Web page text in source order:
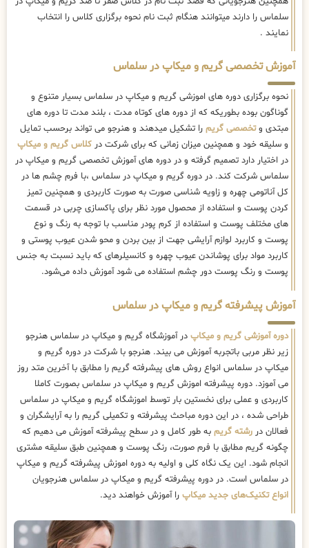
سلماس را دارند میتوانند هنگام ثبت نام نحوه برگزاری کلاس را انتخاب
نمایند .
آموزش تخصصی گریم و میکاپ در سلماس
نحوه برگزاری دوره های اموزشی گریم و میکاپ در سلماس بسیار متنوع و
گوناگون بوده بطوریکه که از دوره های کوتاه مدت ، بلند مدت تا دوره های
مبتدی وتخصصی گریم را تشکیل میدهند و هنرجو می تواند برحسب تمایل
و سلیقه خود و همچنین میزان زمانی که برای شرکت در کلاس گریم و میکاپ
در اختیار دارد تصمیم گرفته و در دوره های آموزش تخصصی گریم و میکاپ در
سلماس شرکت کند. در دوره گریم و میکاپ در سلماس ،با فرم چشم ها در
کل آناتومی چهره و زاویه شناسی صورت به صورت کاربردی و همچنین تمیز
کردن پوست و استفاده از محصول مورد نظر برای پاکسازی چربی در قسمت
های مختلف پوست و استفاده از کرم پودر مناسب با توجه به رنگ و نوع
پوست و کاربرد لوازم آرایشی جهت از بین بردن و محو شدن عیوب پوستی و
کاربرد مواد برای پوشاندن عیوب چهره و کانسیلرهای که باید نسبت به جنس
پوست و رنگ پوست دور چشم استفاده می شود آموزش داده می‌شود.
آموزش پیشرفته گریم و میکاپ در سلماس
دوره آموزشی گریم و میکاپ در آموزشگاه گریم و میکاپ در سلماس هنرجو
زیر نظر مربی باتجربه آموزش می بیند. هنرجو با شرکت در دوره گریم و
میکاپ در سلماس انواع روش های پیشرفته گریم را مطابق با آخرین متد روز
می آموزد. دوره پیشرفته اموزش گریم و میکاپ در سلماس بصورت کاملا
کاربردی و عملی برای نخستین بار توسط اموزشگاه گریم و میکاپ در سلماس
طراحی شده ، در این دوره مباحث پیشرفته و تکمیلی گریم را به آرایشگران و
فعالان در رشته گریم به طور کامل و در سطح پیشرفته آموزش می دهیم که
چگونه گریم مطابق با فرم صورت، رنگ پوست و همچنین طبق سلیقه مشتری
انجام شود. این یک نگاه کلی و اولیه به دوره اموزش پیشرفته گریم و میکاپ
در سلماس است. در دوره پیشرفته گریم و میکاپ در سلماس هنرجویان
انواع تکنیک‌های جدید میکاپ را آموزش خواهند دید.